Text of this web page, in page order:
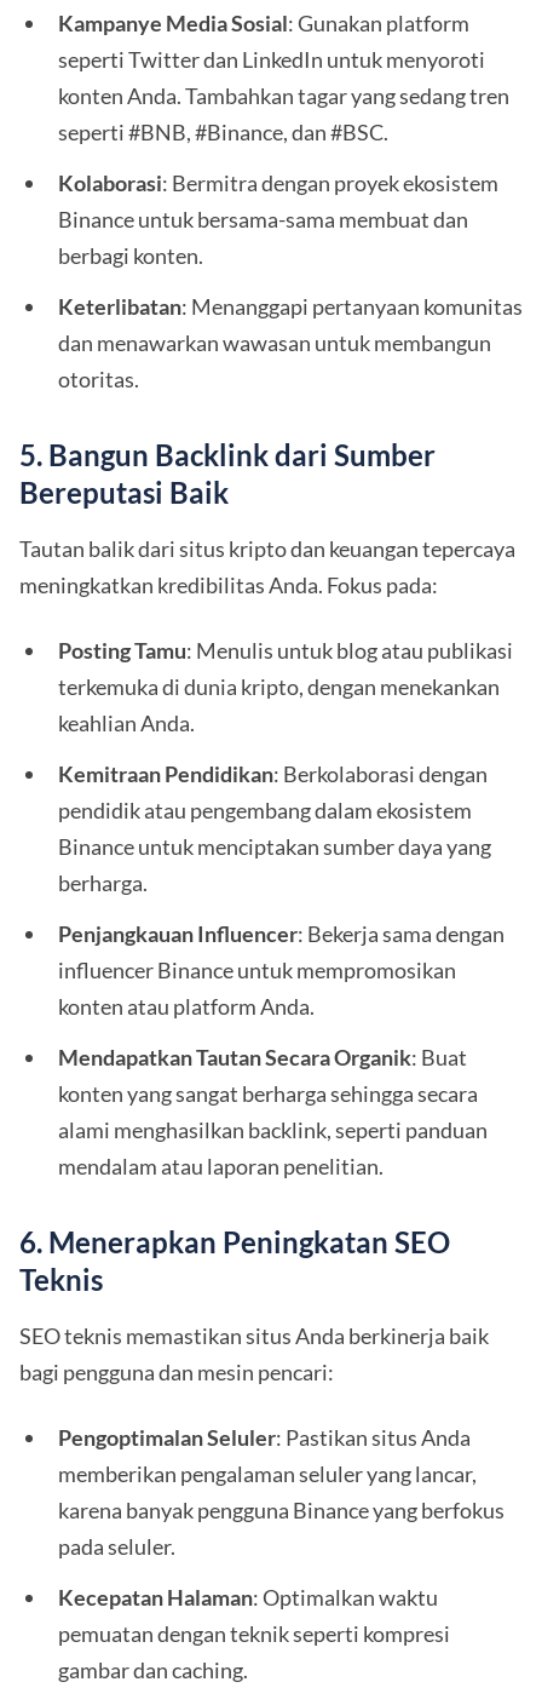
Kampanye Media Sosial: Gunakan platform
seperti Twitter dan LinkedIn untuk menyoroti
konten Anda. Tambahkan tagar yang sedang tren
seperti #BNB, #Binance, dan #BSC.
Kolaborasi: Bermitra dengan proyek ekosistem
Binance untuk bersama-sama membuat dan
berbagi konten.
Keterlibatan: Menanggapi pertanyaan komunitas
dan menawarkan wawasan untuk membangun
otoritas.
5. Bangun Backlink dari Sumber
Bereputasi Baik
Tautan balik dari situs kripto dan keuangan tepercaya
meningkatkan kredibilitas Anda. Fokus pada:
Posting Tamu: Menulis untuk blog atau publikasi
terkemuka di dunia kripto, dengan menekankan
keahlian Anda.
Kemitraan Pendidikan: Berkolaborasi dengan
pendidik atau pengembang dalam ekosistem
Binance untuk menciptakan sumber daya yang
berharga.
Penjangkauan Influencer: Bekerja sama dengan
influencer Binance untuk mempromosikan
konten atau platform Anda.
Mendapatkan Tautan Secara Organik: Buat
konten yang sangat berharga sehingga secara
alami menghasilkan backlink, seperti panduan
mendalam atau laporan penelitian.
6. Menerapkan Peningkatan SEO
Teknis
SEO teknis memastikan situs Anda berkinerja baik
bagi pengguna dan mesin pencari:
Pengoptimalan Seluler: Pastikan situs Anda
memberikan pengalaman seluler yang lancar,
karena banyak pengguna Binance yang berfokus
pada seluler.
Kecepatan Halaman: Optimalkan waktu
pemuatan dengan teknik seperti kompresi
gambar dan caching.